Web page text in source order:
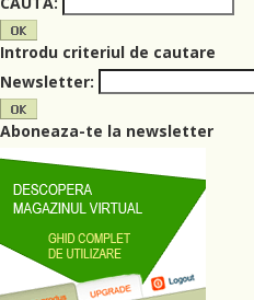
Introdu criteriul de cautare
Newsletter:
Aboneaza-te la newsletter